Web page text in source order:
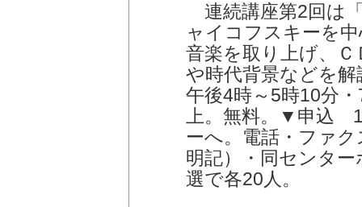
連続講座第2回は
ャイコフスキーを
音楽を取り上げ、
や時代背景などを
午後4時～5時10分
上。無料。▼申込
ーへ。電話・ファ
明記）・同センタ
選で各20人。